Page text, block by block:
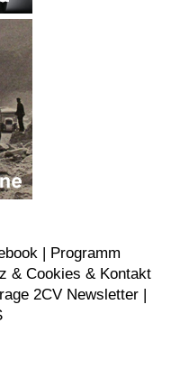
| Programm
& Cookies & Kontakt
2CV Newsletter |